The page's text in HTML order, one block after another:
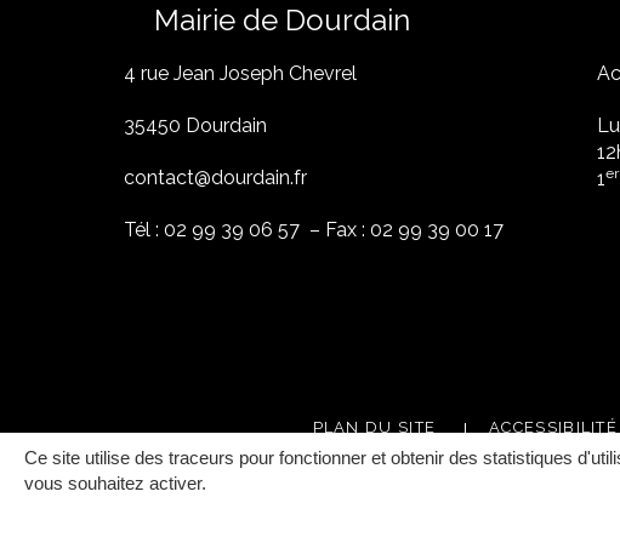
Ce site utilise des traceurs pour fonctionner et obtenir des statistiques
vous souhaitez activer.
Mairie de Dourdain
4 rue Jean Joseph Chevrel
35450 Dourdain
contact@dourdain.fr
Tél : 02 99 39 06 57 – Fax : 02 99 39 00 17
1 er
PLAN DU SITE ACCESSIBILITÉ